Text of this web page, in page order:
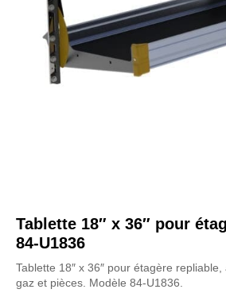
Tablette 18″ x 36″ pour
84-U1836
Tablette 18″ x 36″ pour étagère
gaz et pièces. Modèle 84-U1836.